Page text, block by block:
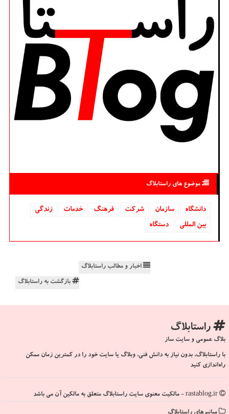
موضوع های راستابلاگ
دانشگاه‌ سازمان شركت فرهنگ خدمات
زندگی
بین المللی
دستگاه
اخبار و مطالب راستابلاگ
بازگشت به راستابلاگ
راستابلاگ
بلاگ عمومی و سایت ساز
با راستابلاگ، بدون نیاز به دانش فنی، وبلاگ یا سایت خود را در کمترین زمان ممکن
راه‌اندازی کنید
میانبرهای راستابلاگ